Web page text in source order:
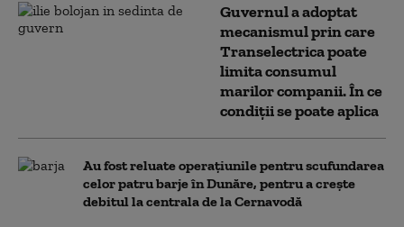
Guvernul a adoptat
mecanismul prin care
Transelectrica poate
limita consumul
marilor companii. În ce
condiții se poate aplica
Au fost reluate operațiunile pentru scufundarea
celor patru barje în Dunăre, pentru a crește
debitul la centrala de la Cernavodă